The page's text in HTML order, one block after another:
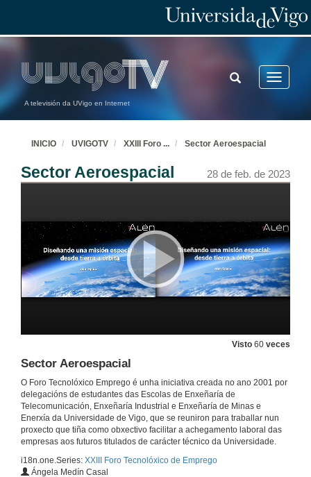
A televisión da UVigo en Internet
Toggle
TOGGLE
SEARCH
INICIO UVIGOTV XXIII Foro ... Sector Aeroespacial
Sector Aeroespacial 28 de feb. de 2023
Visto 60 veces
Sector Aeroespacial
O Foro Tecnolóxico Emprego é unha iniciativa creada no ano 2001 por
delegacións de estudantes das Escolas de Enxeñaría de
Telecomunicación, Enxeñaría Industrial e Enxeñaría de Minas e
Enerxía da Universidade de Vigo, que se reuniron para traballar nun
proxecto que tiña como obxectivo facilitar a achegamento laboral das
empresas aos futuros titulados de carácter técnico da Universidade.
i18n.one.Series: XXIII Foro Tecnolóxico de Emprego
Ángela Medín Casal
Soft Skills & chat GPT
Xeiras pre-foro
6 de feb. de 2023
28 de feb. de 2023
Automatización de procesos